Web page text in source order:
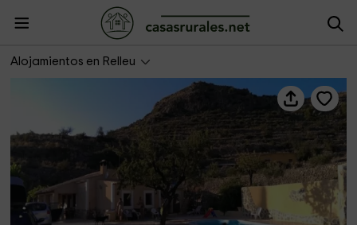
Alojamientos en Relleu